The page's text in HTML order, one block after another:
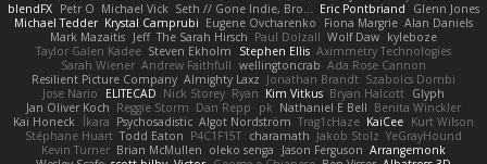
blendFX Petr O Michael Vick Seth // Gone Indie, Bro... Eric Pontbriand
Glenn Jones
Michael Tedder Krystal Camprubi Eugene Ovcharenko Fiona Margrie Alan Daniels
Mark Mazaitis Jeff The Sarah Hirsch Paul Dolzall Wolf Daw kyleboze
Taylor Galen Kadee Steven Ekholm Stephen Ellis Aximmetry Technologies
Sarah Wiener Andrew Faithfull wellingtoncrab Ada Rose Cannon
Resilient Picture Company Almighty Laxz Jonathan Brandt Szabolcs Dombi
Jose Nario
ELITECAD Nick Storey Ryan Kim Vitkus Bryan Halcott Glyph
Jan Oliver Koch Reggie Storm Dan Repp pk Nathaniel E Bell Benita Winckler
Kai Honeck Íkara Psychosadistic Algot Nordström Trag1cHaze KaiCee Kurt Wilson
Stéphane Huart Todd Eaton P4C1F15T charamath Jakob Stolz YeGrayHound
Kevin Turner Brian McMullen oleko senga Jason Ferguson Arrangemonk